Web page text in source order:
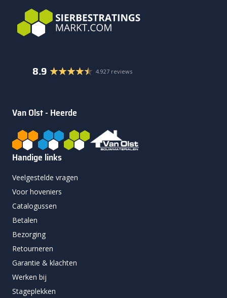
8.9 4.927 reviews
Van Olst - Heerde
Handige links
Veelgestelde vragen
Voor hoveniers
Catalogussen
Betalen
Bezorging
Retourneren
Garantie & klachten
Werken bij
Stageplekken